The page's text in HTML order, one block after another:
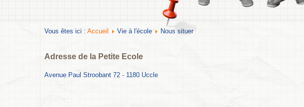
Vous êtes ici : Accueil Vie à l'école Nous situer
Adresse de la Petite Ecole
Avenue Paul Stroobant 72 - 1180 Uccle